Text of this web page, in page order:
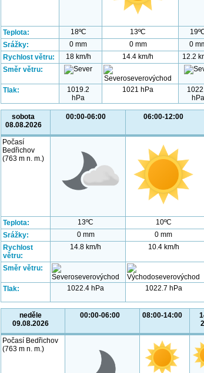
Teplota: 18ºC 13ºC
Srážky:
0 mm 0 mm 0
Rychlost větru:
18 km/h 14.4 km/h 12.2
Směr větru:
Tlak:
1019.2
hPa
1021 hPa
hPa
sobota
08.08.2026
00:00-06:00 06:00-12:00
Počasí
Bedřichov
(763 m n. m.)
Teplota: 13ºC 10ºC
Srážky:
0 mm 0 mm
Rychlost
větru:
14.8 km/h 10.4 km/h
Směr větru:
Tlak: 1022.4 hPa 1022.7 hPa
neděle
09.08.2026
00:00-06:00 08:00-14:00
Počasí Bedřichov
(763 m n. m.)